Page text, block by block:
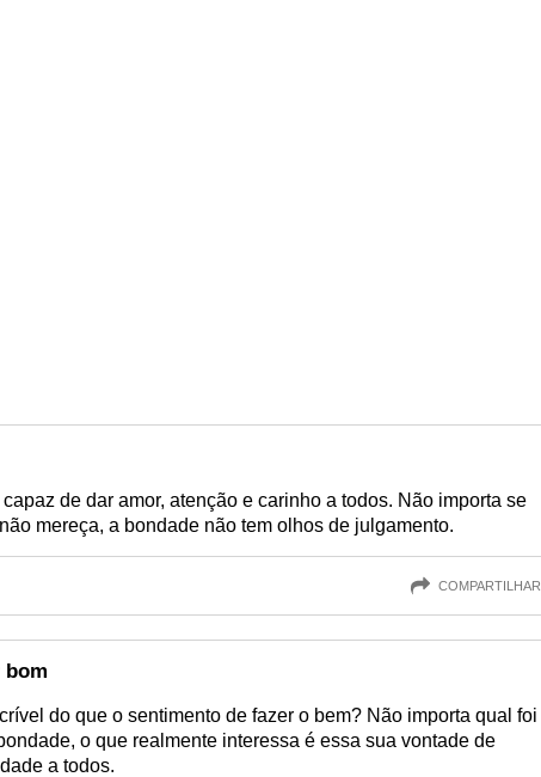
de dar amor, atenção e carinho a todos. Não importa se
mereça, a bondade não tem olhos de julgamento.
COMPARTILHAR
bom
do que o sentimento de fazer o bem? Não importa qual foi
o que realmente interessa é essa sua vontade de
a todos.